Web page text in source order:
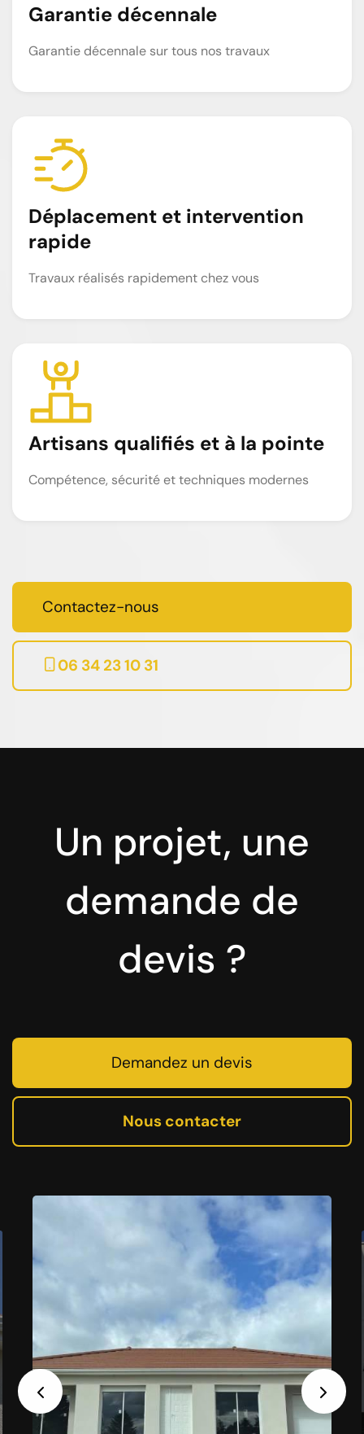
Garantie décennale
Garantie décennale sur tous nos travaux
Déplacement et intervention
rapide
Travaux réalisés rapidement chez vous
Artisans qualifiés et à la pointe
Compétence, sécurité et techniques modernes
Contactez-nous
06 34 23 10 31
Un projet, une
demande de
devis ?
Demandez un devis
Nous contacter
Previous Next